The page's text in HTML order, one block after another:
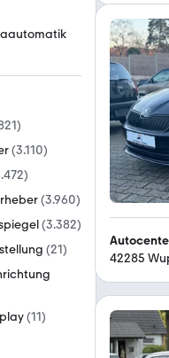
)
(3.110)
)
(3.960)
(3.382)
(21)
(11)
42285